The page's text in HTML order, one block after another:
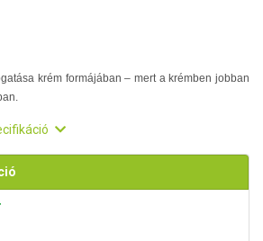
krém formájában – mert a krémben jobban